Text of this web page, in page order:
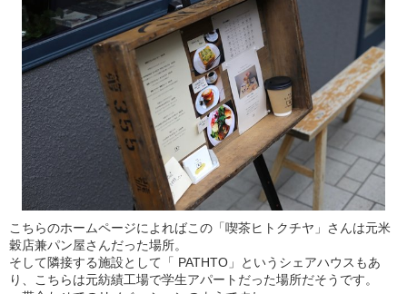
こちらのホームページによればこの「喫茶ヒトクチヤ」さんは元米
穀店兼パン屋さんだった場所。
そして隣接する施設として「 PATHTO」というシェアハウスもあ
り、こちらは元紡績工場で学生アパートだった場所だそうです。